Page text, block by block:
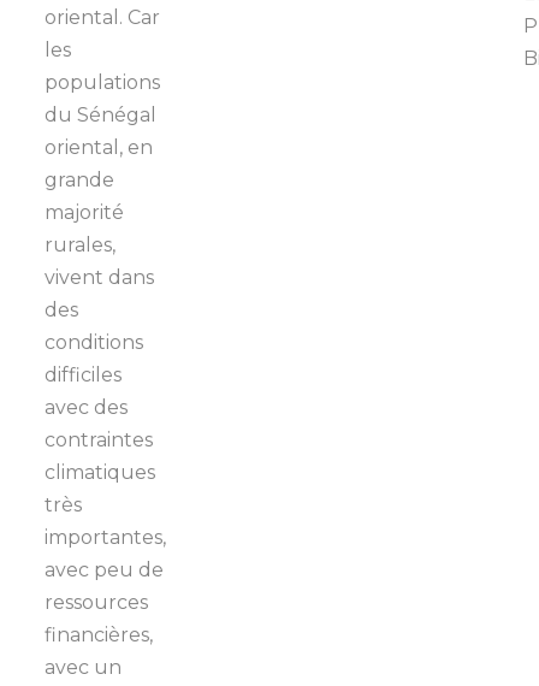
oriental. Car
les
populations
du Sénégal
oriental, en
grande
majorité
rurales,
vivent dans
des
conditions
difficiles
avec des
contraintes
climatiques
très
importantes,
avec peu de
ressources
financières,
avec un